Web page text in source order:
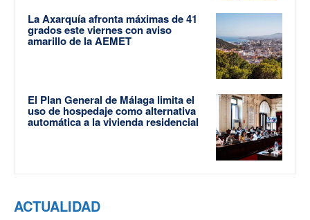
La Axarquía afronta máximas de 41
grados este viernes con aviso
amarillo de la AEMET
El Plan General de Málaga limita el
uso de hospedaje como alternativa
automática a la vivienda residencial
ACTUALIDAD